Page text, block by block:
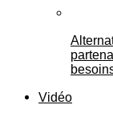
Vidéo